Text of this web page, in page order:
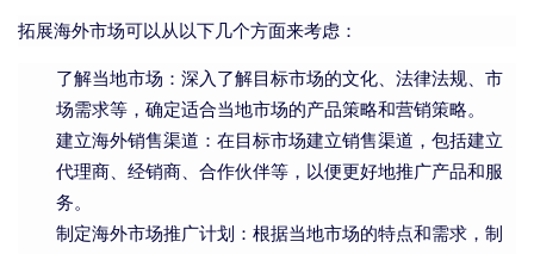
拓展海外市场可以从以下几个方面来考虑：
了解当地市场：深入了解目标市场的文化、法律法规、市
场需求等，确定适合当地市场的产品策略和营销策略。
建立海外销售渠道：在目标市场建立销售渠道，包括建立
代理商、经销商、合作伙伴等，以便更好地推广产品和服
务。
制定海外市场推广计划：根据当地市场的特点和需求，制